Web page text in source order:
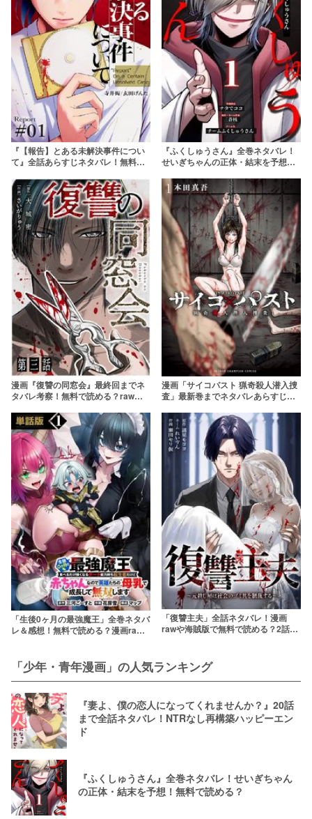
『【報告】とある未解決事件につい
て』全話あらすじネタバレ！無料で
う
『ふくしゅうさん』全巻ネタバレ！
せいぎちゃんの正体・結末を予想！
漫画『復讐の同窓会』最終回までネ
タバレ考察！無料で読める？rawや
漫画「サイコパスト 猟奇殺人潜入捜
査」最新巻までネタバレあらすじを
む方法は？
「生後0ヶ月の最強魔王」全巻ネタバ
レ＆感想！無料で読める？漫画raw
「復讐主夫」全話ネタバレ！漫画
rawや海賊版で無料で読める？2話を
「少年・青年漫画」の人気ランキング
『妻よ、僕の恋人になってくれませんか？』20話
まで全話ネタバレ！NTRなし再構築ハッピーエン
ド
『ふくしゅうさん』全巻ネタバレ！せいぎちゃん
の正体・結末を予想！無料で読める？